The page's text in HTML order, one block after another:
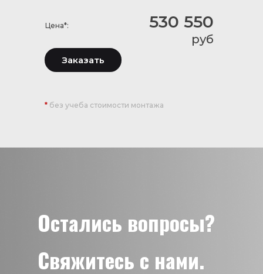
530 550
руб
Цена*:
Заказать
* без учеба стоимости монтажа
Остались вопросы?
Свяжитесь с нами.